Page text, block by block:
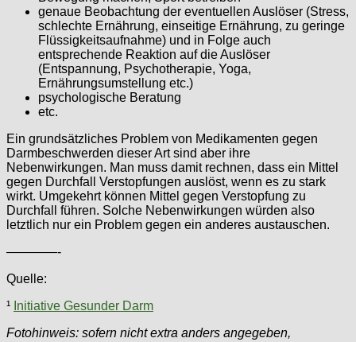
genaue Beobachtung der eventuellen Auslöser (Stress,
schlechte Ernährung, einseitige Ernährung, zu geringe
Flüssigkeitsaufnahme) und in Folge auch
entsprechende Reaktion auf die Auslöser
(Entspannung, Psychotherapie, Yoga,
Ernährungsumstellung etc.)
psychologische Beratung
etc.
Ein grundsätzliches Problem von Medikamenten gegen
Darmbeschwerden dieser Art sind aber ihre
Nebenwirkungen. Man muss damit rechnen, dass ein Mittel
gegen Durchfall Verstopfungen auslöst, wenn es zu stark
wirkt. Umgekehrt können Mittel gegen Verstopfung zu
Durchfall führen. Solche Nebenwirkungen würden also
letztlich nur ein Problem gegen ein anderes austauschen.
————-
Quelle:
¹ Initiative Gesunder Darm
Fotohinweis: sofern nicht extra anders angegeben,